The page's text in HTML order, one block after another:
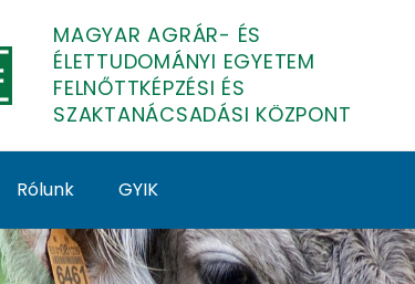
MAGYAR AGRÁR- ÉS
ÉLETTUDOMÁNYI EGYETEM
FELNŐTTKÉPZÉSI ÉS
SZAKTANÁCSADÁSI KÖZPONT
Rólunk GYIK
tehenek